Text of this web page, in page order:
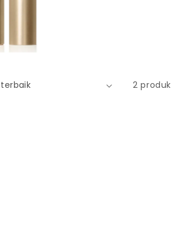
2 produk